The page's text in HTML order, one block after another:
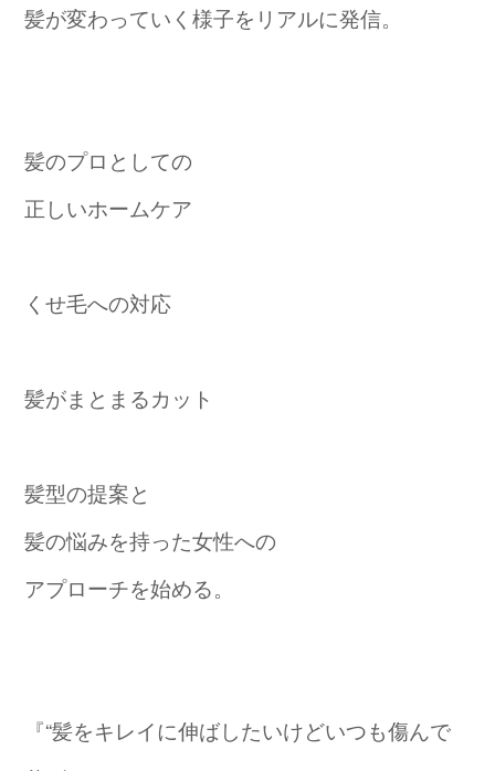
髪が変わっていく様子をリアルに発信。
髪のプロとしての
正しいホームケア
くせ毛への対応
髪がまとまるカット
髪型の提案と
髪の悩みを持った女性への
アプローチを始める。
『“髪をキレイに伸ばしたいけどいつも傷んで